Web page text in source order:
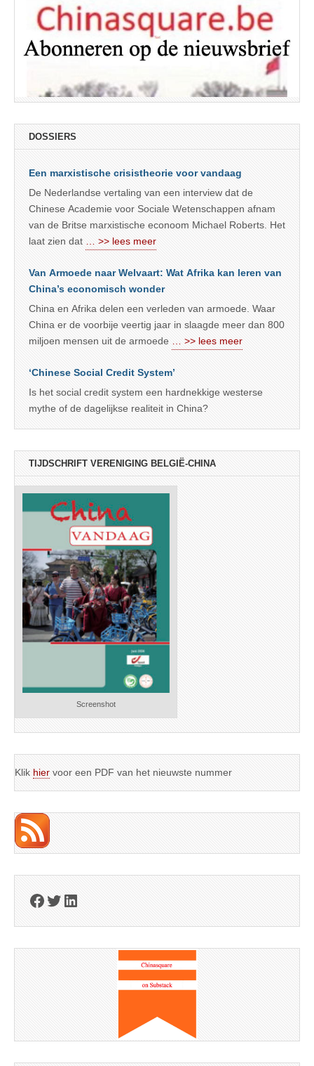
DOSSIERS
Een marxistische crisistheorie voor vandaag
De Nederlandse vertaling van een interview dat de
Chinese Academie voor Sociale Wetenschappen afnam
van de Britse marxistische econoom Michael Roberts. Het
laat zien dat
… >> lees meer
Van Armoede naar Welvaart: Wat Afrika kan leren van
China’s economisch wonder
China en Afrika delen een verleden van armoede. Waar
China er de voorbije veertig jaar in slaagde meer dan 800
miljoen mensen uit de armoede
… >> lees meer
‘Chinese Social Credit System’
Is het social credit system een hardnekkige westerse
mythe of de dagelijkse realiteit in China?
TIJDSCHRIFT VERENIGING BELGIË-CHINA
Screenshot
Klik hier voor een PDF van het nieuwste nummer
Facebook
Twitter
LinkedIn